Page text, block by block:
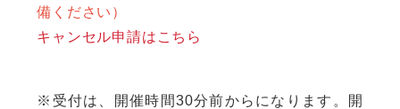
備ください）
キャンセル申請はこちら
※受付は、開催時間30分前からになります。開